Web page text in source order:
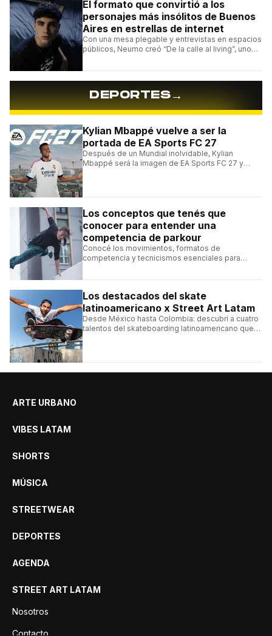
El formato que convirtió a los
personajes más insólitos de Buenos
Aires en estrellas de internet
Con una mesa plegable y entrevistas en espacios
públicos, Neumo creó “De la calle al living”, uno
DEPORTES→
Kylian Mbappé vuelve a ser la
portada de EA Sports FC 27
Después de un Mundial inolvidable, Kylian
Mbappé será la imagen de EA Sports FC 27 y
Los conceptos que tenés que
conocer para entender una
competencia de parkour
Conocé los movimientos, formatos de
competencia y tecnicismos esenciales para
Los destacados del skate
latinoamericano x Street Art Latam
Desde México hasta Colombia: descubrí a cuatro
talentos del skateboarding latinoamericano que
ARTE URBANO
VIBES LATAM
SHORTS
MÚSICA
STREETWEAR
DEPORTES
AGENDA
STREET ART LATAM
Nosotros
Contacto